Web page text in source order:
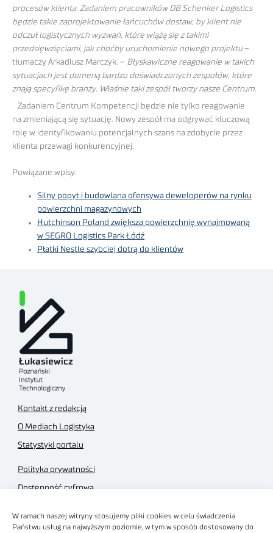
W ramach naszej witryny stosujemy pliki cookies w celu świadczenia
Państwu usług na najwyższym poziomie, w tym w sposób dostosowany do
procesów klienta. Zadaniem pracowników DB Schenker Logistics
będzie takie zaprojektowanie łańcuchów dostaw, by klient nie
odczuł logistycznych wyzwań, które wiążą się z takimi
przedsięwzięciami, jak choćby uruchomienie nowego projektu–
tłumaczy Arkadiusz Marczyk. – Błyskawiczne reagowanie w takich
sytuacjach jest domeną bardzo doświadczonych zespołów, które
znają specyfikę branży. Właśnie taki zespół tworzy nasze Centrum.
Zadaniem Centrum Kompetencji będzie nie tylko reagowanie
na zmieniającą się sytuację. Nowy zespół ma odgrywać kluczową
rolę w identyfikowaniu potencjalnych szans na zdobycie przez
klienta przewagi konkurencyjnej.
Powiązane wpisy:
Silny popyt i budowlana ofensywa deweloperów na rynku
powierzchni magazynowych
Hutchinson Poland zwiększa powierzchnię wynajmowaną
w SEGRO Logistics Park Łódź
Płatki Nestle szybciej dotrą do klientów
Kontakt z redakcją
O Mediach Logistyka
Statystyki portalu
Polityka prywatności
Dostępność cyfrowa
Regulamin sklepu